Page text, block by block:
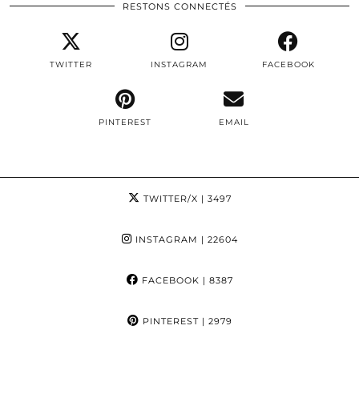
RESTONS CONNECTÉS
TWITTER INSTAGRAM FACEBOOK
PINTEREST EMAIL
TWITTER/X | 3497
INSTAGRAM | 22604
FACEBOOK | 8387
PINTEREST| 2979